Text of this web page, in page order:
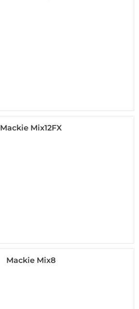
Mackie Mix12FX
Mackie Mix8